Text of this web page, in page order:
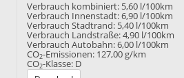
Verbrauch kombiniert: 5,60 l/100km
Verbrauch Innenstadt:6,90 l/100km
Verbrauch Stadtrand: 5,40 l/100km
Verbrauch Landstraße:4,90 l/100km
Verbrauch Autobahn:6,00 l/100km
CO2-Emissionen: 127,00 g/km
CO2-Klasse: D